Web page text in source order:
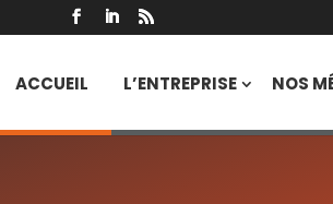
ACCUEIL L’ENTREPRISE NOS